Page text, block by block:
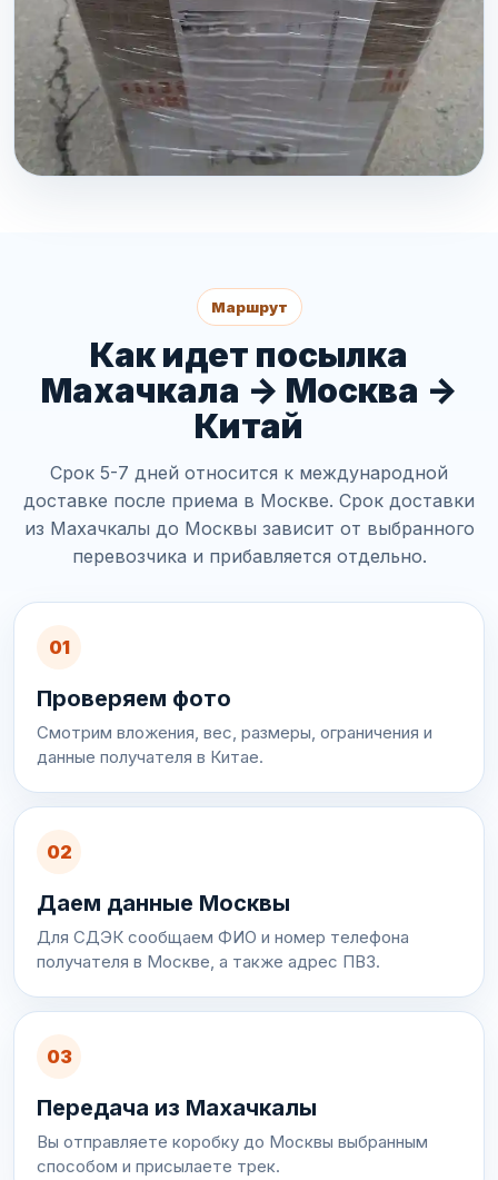
Маршрут
Как идет посылка
Махачкала -> Москва ->
Китай
Срок 5-7 дней относится к международной
доставке после приема в Москве. Срок доставки
из Махачкалы до Москвы зависит от выбранного
перевозчика и прибавляется отдельно.
01
Проверяем фото
Смотрим вложения, вес, размеры, ограничения и
данные получателя в Китае.
02
Даем данные Москвы
Для СДЭК сообщаем ФИО и номер телефона
получателя в Москве, а также адрес ПВЗ.
03
Передача из Махачкалы
Вы отправляете коробку до Москвы выбранным
способом и присылаете трек.